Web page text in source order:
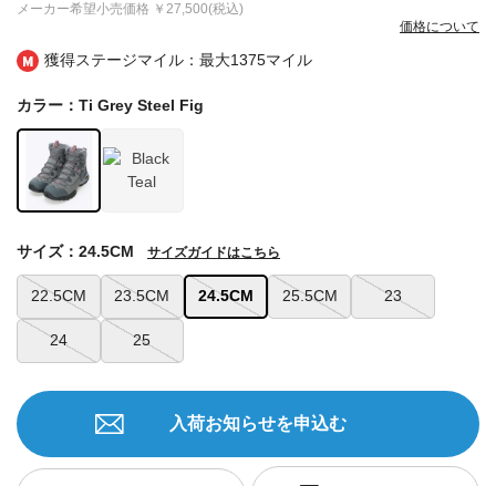
獲得ステージマイル：最大1375マイル
メーカー希望小売価格 ￥27,500(税込)
価格について
カラー：Ti Grey Steel Fig
22.5CM 23.5CM 24.5CM 25.5CM 23
24 25
サイズ：24.5CM サイズガイドはこちら
入荷お知らせを申込む